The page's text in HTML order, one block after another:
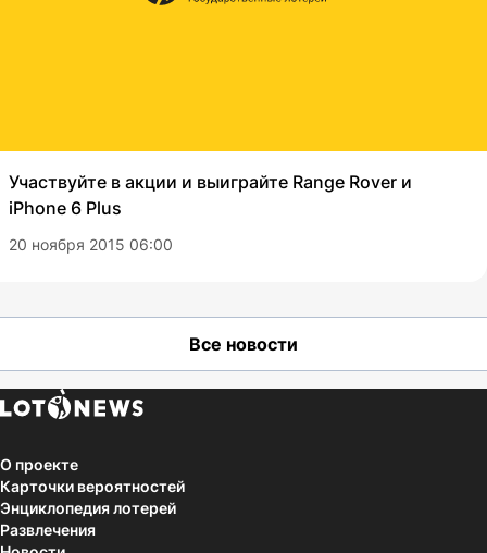
Участвуйте в акции и выиграйте Range Rover и
iPhone 6 Plus
20 ноября 2015 06:00
Все новости
О проекте
Карточки вероятностей
Энциклопедия лотерей
Развлечения